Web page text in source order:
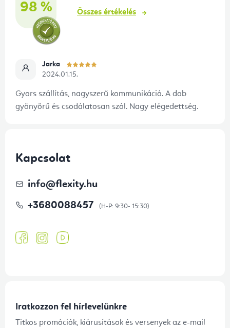
98 % Összes értékelés
Jarka
2024.01.15.
Gyors szállítás, nagyszerű kommunikáció. A dob
gyönyörű és csodálatosan szól. Nagy elégedettség.
Kapcsolat
info@flexity.hu
+3680088457
Iratkozzon fel hírlevelünkre
Titkos promóciók, kiárusítások és versenyek az e-mail